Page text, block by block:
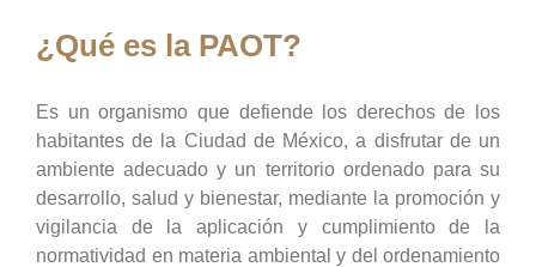
¿Qué es la PAOT?
Es un organismo que defiende los derechos de los
habitantes de la Ciudad de México, a disfrutar de un
ambiente adecuado y un territorio ordenado para su
desarrollo, salud y bienestar, mediante la promoción y
vigilancia de la aplicación y cumplimiento de la
normatividad en materia ambiental y del ordenamiento